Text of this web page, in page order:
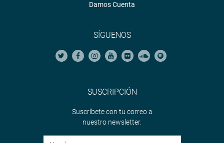
Damos Cuenta
SÍGUENOS
SUSCRIPCIÓN
Suscríbete con tu correo a
nuestro newsletter.